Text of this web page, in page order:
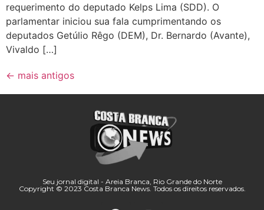
requerimento do deputado Kelps Lima (SDD). O
parlamentar iniciou sua fala cumprimentando os
deputados Getúlio Rêgo (DEM), Dr. Bernardo (Avante),
Vivaldo […]
← mais antigos
Seu jornal digital - Areia Branca, Rio Grande do Norte
Copyright © 2023 Costa Branca News. Todos os direitos reservados.